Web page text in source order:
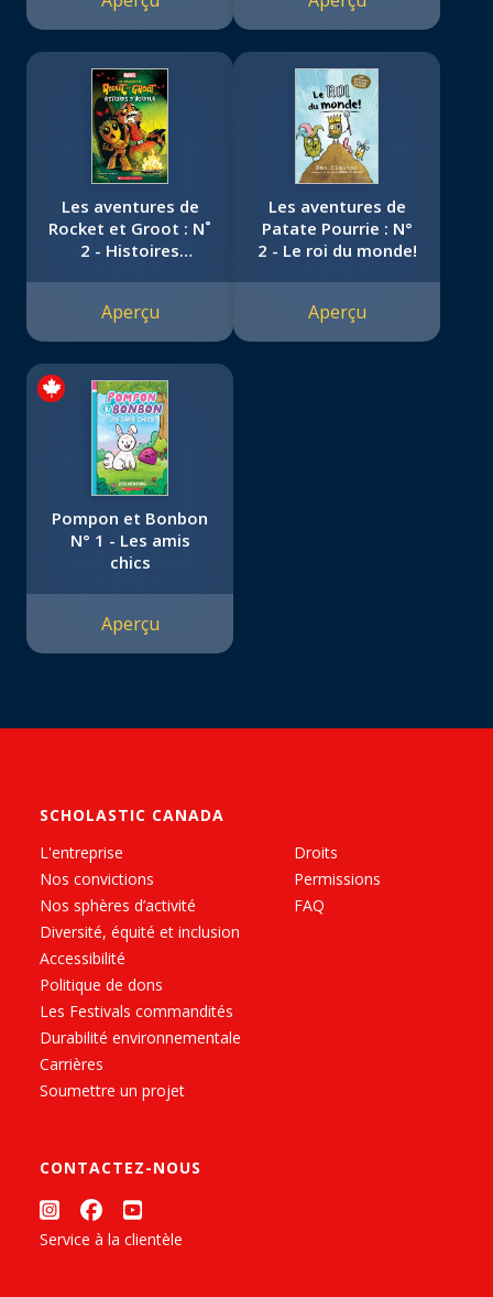
Les aventures de
Rocket et Groot : N˚
2 - Histoires
Aperçu
Les aventures de
Patate Pourrie : N°
2 - Le roi du monde!
Aperçu
Pompon et Bonbon
N° 1 - Les amis
chics
Aperçu
SCHOLASTIC CANADA
L'entreprise
Nos convictions
Nos sphères d’activité
Diversité, équité et inclusion
Accessibilité
Politique de dons
Les Festivals commandités
Durabilité environnementale
Carrières
Soumettre un projet
Droits
Permissions
FAQ
CONTACTEZ-NOUS
Service à la clientèle